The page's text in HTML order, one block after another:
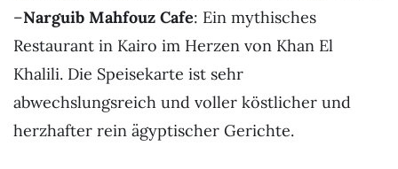
–Narguib Mahfouz Cafe: Ein mythisches
Restaurant in Kairo im Herzen von Khan El
Khalili. Die Speisekarte ist sehr
abwechslungsreich und voller köstlicher und
herzhafter rein ägyptischer Gerichte.